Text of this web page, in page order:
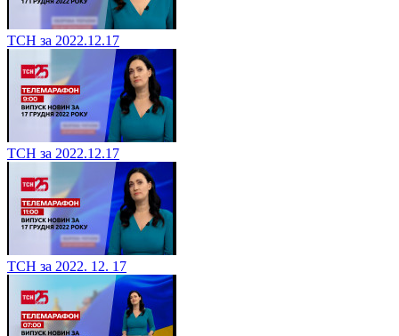
ТСН за 2022.12.17
ТСН за 2022.12.17
ТСН за 2022. 12. 17